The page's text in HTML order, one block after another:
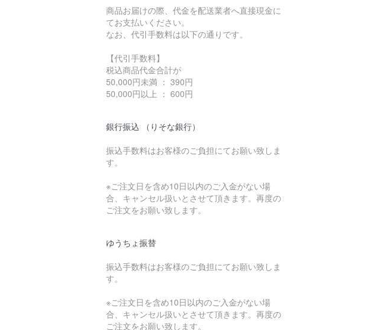
商品お届けの際、代金を配送業者へ直接現金に
てお支払いください。
なお、代引手数料は以下の通りです。
【代引手数料】
税込商品代金合計が
50,000円未満 ： 390円
50,000円以上 ： 600円
銀行振込 （りそな銀行）
振込手数料はお客様のご負担にてお願い致しま
す。
※ご注文日を含め10日以内のご入金がない場
合、キャンセル扱いとさせて頂きます。再度の
ご注文をお願い致します。
ゆうちょ振替
振込手数料はお客様のご負担にてお願い致しま
す。
※ご注文日を含め10日以内のご入金がない場
合、キャンセル扱いとさせて頂きます。再度の
ご注文をお願い致します。